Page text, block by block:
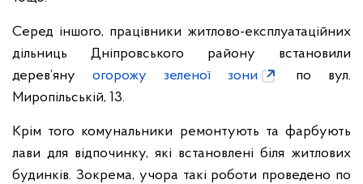
Серед іншого, працівники житлово-експлуатаційних
дільниць Дніпровського району встановили
дерев’яну огорожу зеленої зони
по вул.
Миропільській, 13.
Крім того комунальники ремонтують та фарбують
лави для відпочинку, які встановлені біля житлових
будинків. Зокрема, учора такі роботи проведено по